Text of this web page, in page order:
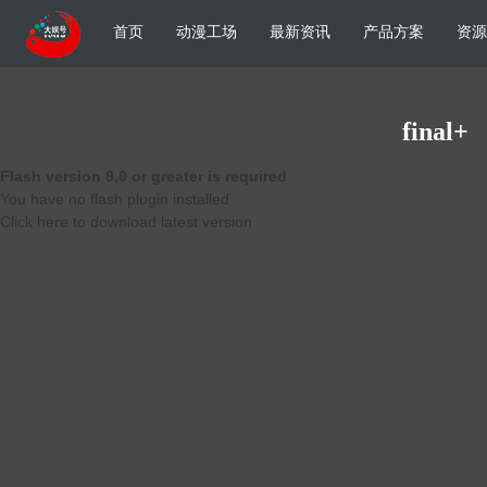
首页 动漫工场 最新资讯 产品方案 资
final+